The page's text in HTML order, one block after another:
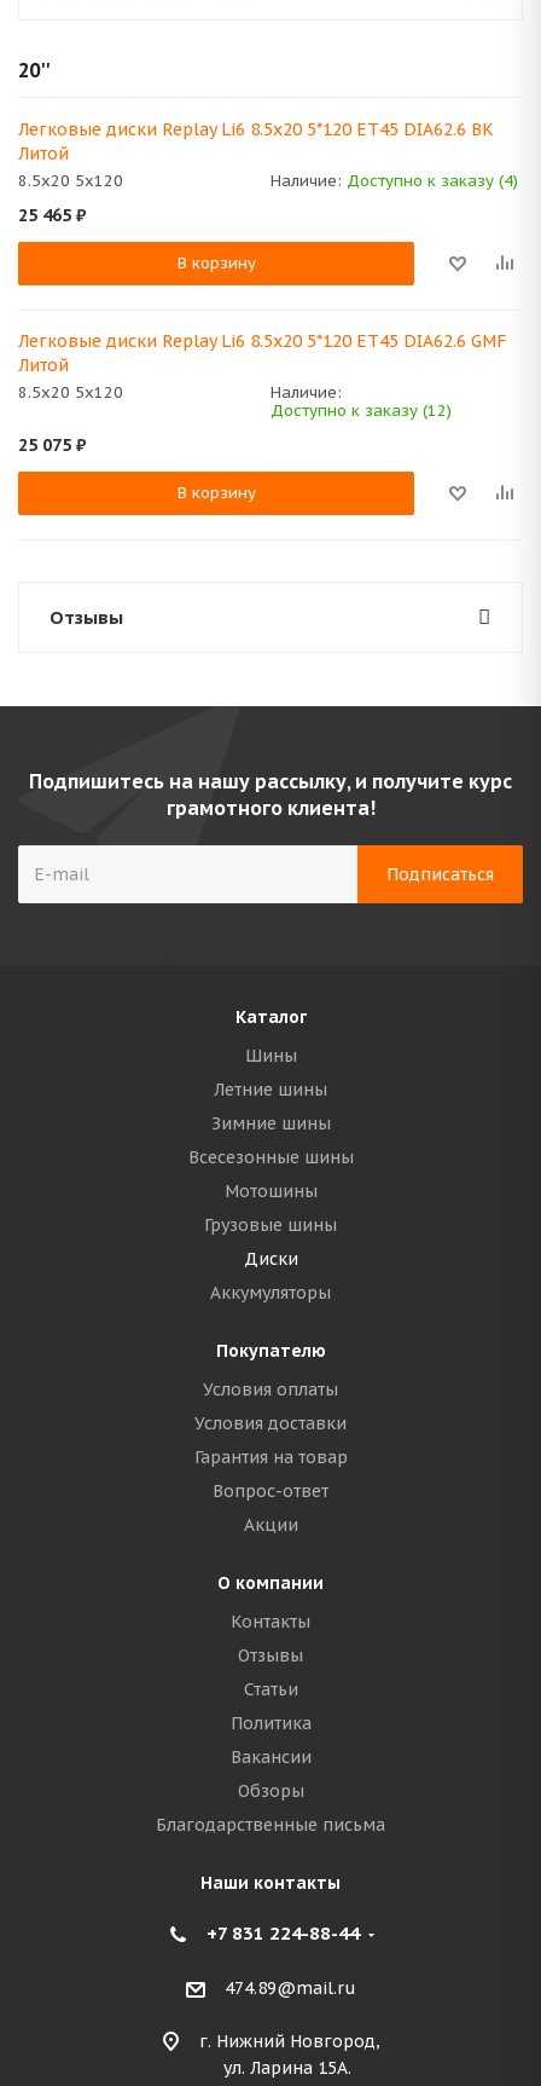
20''
Легковые диски Replay Li6 8.5x20 5*120 ET45 DIA62.6 BK
Литой
8.5x20 5x120 Наличие: Доступно к заказу (4)
25 465 ₽
В корзину
Легковые диски Replay Li6 8.5x20 5*120 ET45 DIA62.6 GMF
Литой
8.5x20 5x120
Наличие:
Доступно к заказу (12)
25 075 ₽
В корзину
Отзывы
Подпишитесь на нашу рассылку, и получите курс
грамотного клиента!
Каталог
Шины
Летние шины
Зимние шины
Всесезонные шины
Мотошины
Грузовые шины
Диски
Аккумуляторы
Покупателю
Условия оплаты
Условия доставки
Гарантия на товар
Вопрос-ответ
Акции
О компании
Контакты
Отзывы
Статьи
Политика
Вакансии
Обзоры
Благодарственные письма
Наши контакты
+7 831 224-88-44
474.89@mail.ru
г. Нижний Новгород,
ул. Ларина 15А.